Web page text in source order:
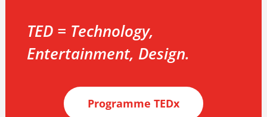
TED = Technology,
Entertainment, Design.
Programme TEDx